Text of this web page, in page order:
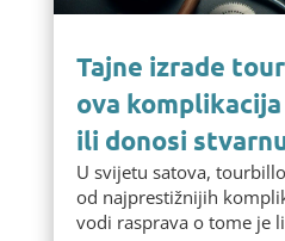
Tajne izrade
ova
ili donosi
U svijetu satova,
od najprestižnijih
vodi rasprava o tome je